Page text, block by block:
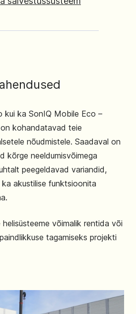
kui ka SonIQ Mobile Eco –
kohandatavad teie
nõudmistele. Saadaval on
kõrge neeldumisvõimega
peegeldavad variandid,
akustilise funktsioonita
võimalik rentida või
tagamiseks projekti